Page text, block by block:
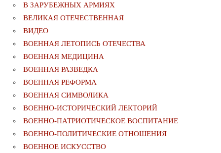
В ЗАРУБЕЖНЫХ АРМИЯХ
ВЕЛИКАЯ ОТЕЧЕСТВЕННАЯ
ВИДЕО
ВОЕННАЯ ЛЕТОПИСЬ ОТЕЧЕСТВА
ВОЕННАЯ МЕДИЦИНА
ВОЕННАЯ РАЗВЕДКА
ВОЕННАЯ РЕФОРМА
ВОЕННАЯ СИМВОЛИКА
ВОЕННО-ИСТОРИЧЕСКИЙ ЛЕКТОРИЙ
ВОЕННО-ПАТРИОТИЧЕСКОЕ ВОСПИТАНИЕ
ВОЕННО-ПОЛИТИЧЕСКИE ОТНОШЕНИЯ
ВОЕННОЕ ИСКУССТВО